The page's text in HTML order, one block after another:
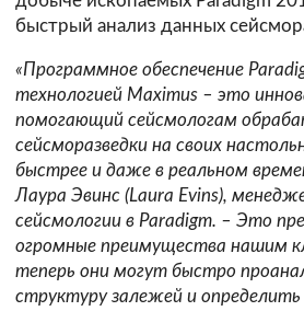
быстрый анализ данных
«Программное обеспечение
технологией Maximus – это
помогающий сейсмологам
сейсморазведки на своих
быстрее и даже в реальном
Лаура Эвинс (Laura Evins),
сейсмологии в Paradigm. – Это
огромные преимущества нашим
теперь они могут быстро
структуру залежей и